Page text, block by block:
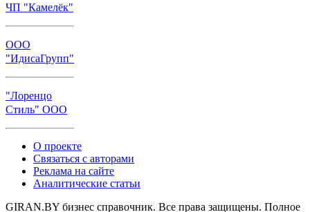
ЧП "Камелёк"
ООО
"ИдисаГрупп"
"Лоренцо
Стиль" ООО
О проекте
Связаться с авторами
Реклама на сайте
Аналитические статьи
GIRAN.BY бизнес справочник. Все права защищены. Полное